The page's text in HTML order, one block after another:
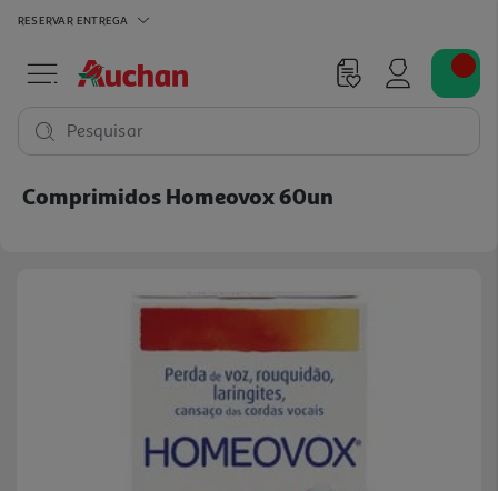
RESERVAR ENTREGA
Pesquisar
Comprimidos Homeovox 60un